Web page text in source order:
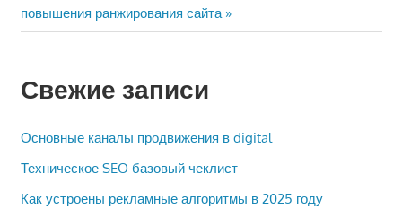
записям
запись:
повышения ранжирования сайта
Свежие записи
Основные каналы продвижения в digital
Техническое SEO базовый чеклист
Как устроены рекламные алгоритмы в 2025 году